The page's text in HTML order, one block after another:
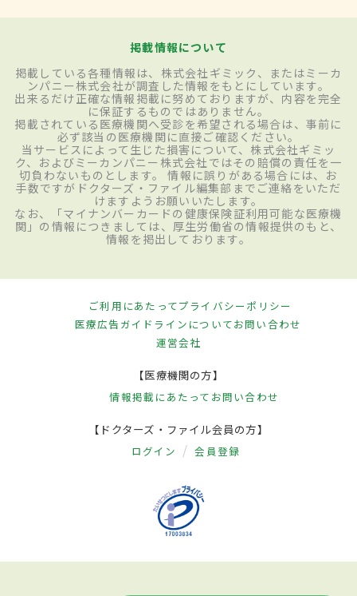
掲載情報について
掲載している各種情報は、株式会社ギミック、またはミーカ
ンパニー株式会社が調査した情報をもとにしています。
出来るだけ正確な情報掲載に努めておりますが、内容を完全
に保証するものではありません。
掲載されている医療機関へ受診を希望される場合は、事前に
必ず該当の医療機関に直接ご確認ください。
当サービスによって生じた損害について、株式会社ギミッ
ク、およびミーカンパニー株式会社ではその賠償の責任を一
切負わないものとします。 情報に誤りがある場合には、お
手数ですがドクターズ・ファイル編集部までご連絡をいただ
けますようお願いいたします。
なお、「マイナンバーカードの健康保険証利用可能な医療機
関」の情報につきましては、厚生労働省の情報提供のもと、
情報を掲出しております。
ご利用にあたってプライバシーポリシー
医療広告ガイドラインについてお問い合わせ
運営会社
【医療機関の方】
情報掲載にあたって お問い合わせ
【ドクターズ・ファイル会員の方】
ログイン 会員登録